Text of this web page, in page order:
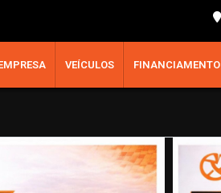
VEÍCULOS FINANCIAMENTO